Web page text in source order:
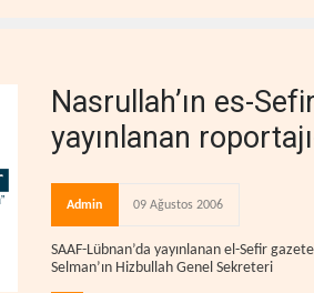
Nasrullah’ın es-
yayınlanan
Admin 09 Ağustos 2006
SAAF-Lübnan’da yayınlanan el-Sefir
Selman’ın Hizbullah Genel Sekreteri